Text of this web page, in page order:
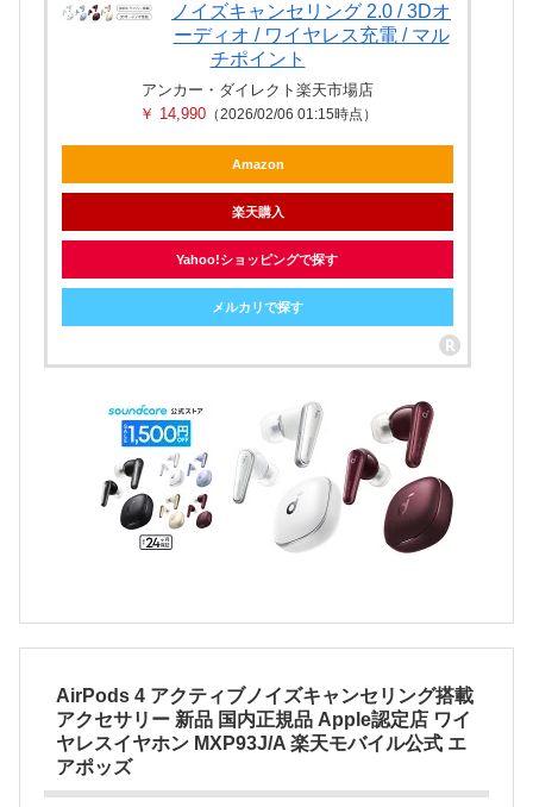
ノイズキャンセリング 2.0 / 3Dオ
ーディオ / ワイヤレス充電 / マル
チポイント
アンカー・ダイレクト楽天市場店
￥ 14,990（2026/02/06 01:15時点）
Amazon
楽天購入
Yahoo!ショッピングで探す
メルカリで探す
AirPods 4 アクティブノイズキャンセリング搭載
アクセサリー 新品 国内正規品 Apple認定店 ワイ
ヤレスイヤホン MXP93J/A 楽天モバイル公式 エ
アポッズ